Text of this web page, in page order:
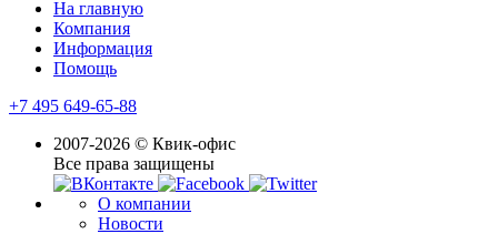
На главную
Компания
Информация
Помощь
+7 495 649-65-88
2007-2026 © Квик-офис
Все права защищены
О компании
Новости